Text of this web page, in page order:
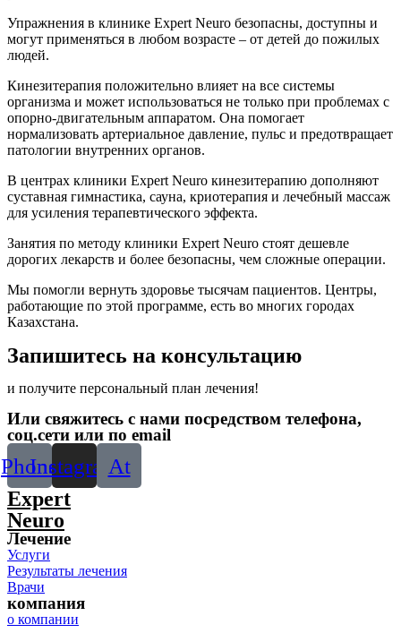
Упражнения в клинике Expert Neuro безопасны, доступны и
могут применяться в любом возрасте – от детей до пожилых
людей.
Кинезитерапия положительно влияет на все системы
организма и может использоваться не только при проблемах с
опорно-двигательным аппаратом. Она помогает
нормализовать артериальное давление, пульс и предотвращает
патологии внутренних органов.
В центрах клиники Expert Neuro кинезитерапию дополняют
суставная гимнастика, сауна, криотерапия и лечебный массаж
для усиления терапевтического эффекта.
Занятия по методу клиники Expert Neuro стоят дешевле
дорогих лекарств и более безопасны, чем сложные операции.
Мы помогли вернуть здоровье тысячам пациентов. Центры,
работающие по этой программе, есть во многих городах
Казахстана.
Запишитесь на консультацию
и получите персональный план лечения!
Или свяжитесь с нами посредством телефона,
соц.сети или по email
PhoneInstagramAt
Expert
Neuro
Лечение
Услуги
Результаты лечения
Врачи
компания
о компании